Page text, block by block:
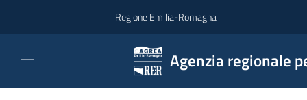
Regione Emilia-Romagna
Agenzia regionale